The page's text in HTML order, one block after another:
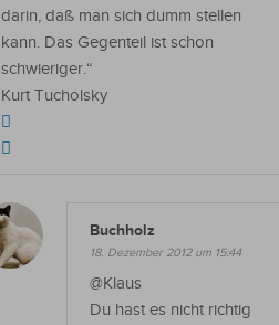
darin, daß man sich dumm stellen
kann. Das Gegenteil ist schon
schwieriger.“
Kurt Tucholsky
Buchholz
18. Dezember 2012 um 15:44
@Klaus
Du hast es nicht richtig